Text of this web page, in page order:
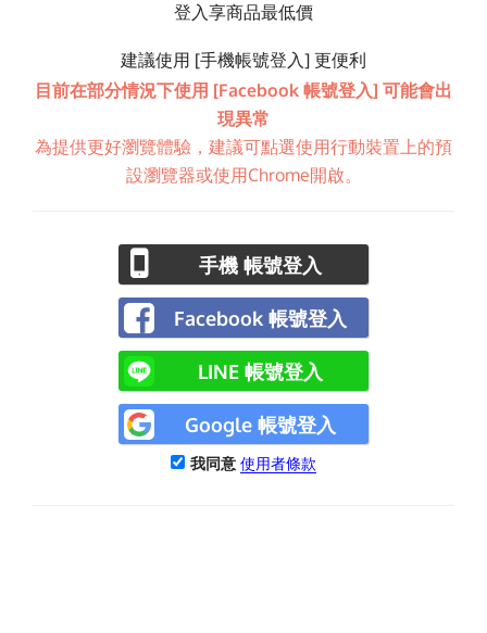
登入享商品最低價
建議使用 [手機帳號登入] 更便利
目前在部分情況下使用 [Facebook 帳號登入] 可能會出
現異常
為提供更好瀏覽體驗，建議可點選使用行動裝置上的預
設瀏覽器或使用Chrome開啟。
手機 帳號登入
Facebook 帳號登入
LINE 帳號登入
Google 帳號登入
我同意 使用者條款